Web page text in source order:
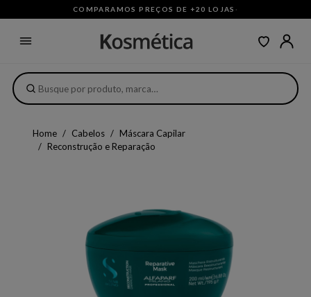
COMPARAMOS PREÇOS DE +20 LOJAS ·
Home Cabelos
Máscara Capilar
Reconstrução e Reparação